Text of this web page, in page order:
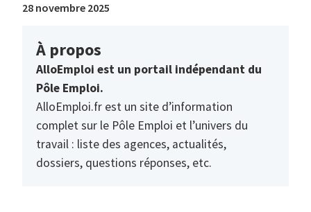
28 novembre 2025
À propos
AlloEmploi est un portail indépendant du
Pôle Emploi.
AlloEmploi.fr est un site d’information
complet sur le Pôle Emploi et l’univers du
travail : liste des agences, actualités,
dossiers, questions réponses, etc.